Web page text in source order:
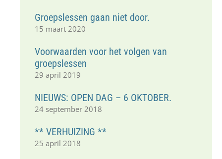
Groepslessen gaan niet door.
15 maart 2020
Voorwaarden voor het volgen van
groepslessen
29 april 2019
NIEUWS: OPEN DAG – 6 OKTOBER.
24 september 2018
** VERHUIZING **
25 april 2018